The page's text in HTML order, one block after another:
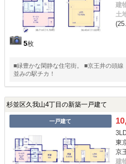
5枚
建
土
■緑豊かな閑静な住宅街。 ■京王井の頭
並みの駅チカ！
杉並区久我山4丁目の新築一戸建て
一戸建て
東
京
建